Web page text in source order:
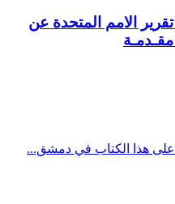
الامم المتحدة عن
هذا الكتاب في دمشق...